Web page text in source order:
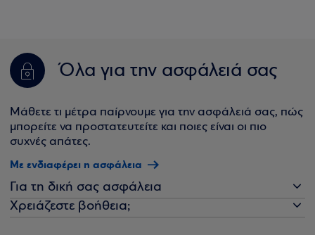
Όλα για την ασφάλειά σας
Μάθετε τι μέτρα παίρνουμε για την ασφάλειά σας, πώς
μπορείτε να προστατευτείτε και ποιες είναι οι πιο
συχνές απάτες.
Με ενδιαφέρει η ασφάλεια
Για τη δική σας ασφάλεια
Χρειάζεστε βοήθεια;